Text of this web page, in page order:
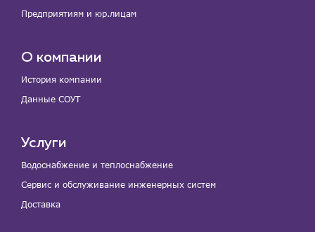
Предприятиям и юр.лицам
О компании
История компании
Данные СОУТ
Услуги
Водоснабжение и теплоснабжение
Сервис и обслуживание инженерных систем
Доставка